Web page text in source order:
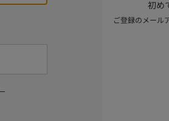
初め
ご登録のメール